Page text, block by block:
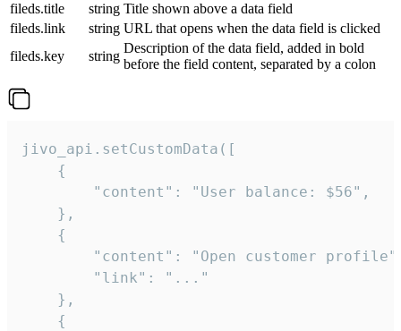
fileds.title
string Title shown above a data field
fileds.link
string URL that opens when the data field is clicked
fileds.key
string
Description of the data field, added in bold
before the field content, separated by a colon
jivo_api.setCustomData([
    {
        "content": "User balance: $56",
    },
    {
"content": "Open customer
        "link": "..."
    },
    {